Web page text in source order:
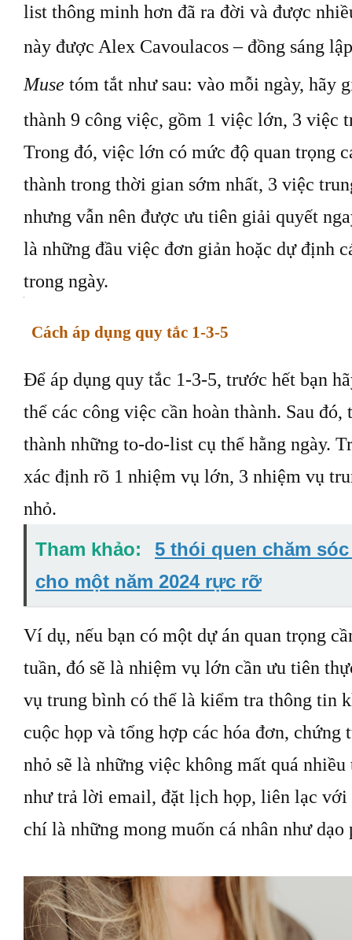
list thông minh hơn đã ra đời và được
này được Alex Cavoulacos – đồng sáng
Muse tóm tắt như sau: vào mỗi ngày, hãy
thành 9 công việc, gồm 1 việc lớn, 3 việc
Trong đó, việc lớn có mức độ quan trọng
thành trong thời gian sớm nhất, 3 việc
nhưng vẫn nên được ưu tiên giải quyết
là những đầu việc đơn giản hoặc dự định
trong ngày.
Cách áp dụng quy tắc 1-3-5
Để áp dụng quy tắc 1-3-5, trước hết bạn
thể các công việc cần hoàn thành. Sau đó,
thành những to-do-list cụ thể hằng ngày.
xác định rõ 1 nhiệm vụ lớn, 3 nhiệm vụ
nhỏ.
Tham khảo:
5 thói quen chăm
cho một năm 2024 rực rỡ
Ví dụ, nếu bạn có một dự án quan trọng
tuần, đó sẽ là nhiệm vụ lớn cần ưu tiên
vụ trung bình có thể là kiểm tra thông tin
cuộc họp và tổng hợp các hóa đơn,
nhỏ sẽ là những việc không mất quá
như trả lời email, đặt lịch họp, liên lạc với
chí là những mong muốn cá nhân như